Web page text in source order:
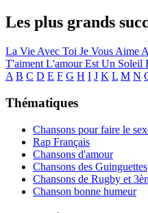
Les plus grands
La Vie Avec Toi Je Vous Aime
T'aiment L'amour Est Un Soleil
A B C D E F G H I J K L M N
Thématiques
Chansons pour faire le
Rap Français
Chansons d'amour
Chansons des Guinguettes
Chansons de Rugby et
Chanson bonne humeur